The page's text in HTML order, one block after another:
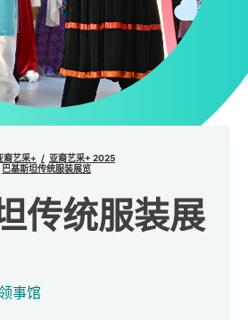
裔艺采+
亚裔艺采+ 2025
巴基斯坦传统服装展览
传统服装展
事馆